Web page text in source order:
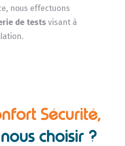
nous effectuons
de testsvisant à
Sécurité,
choisir ?